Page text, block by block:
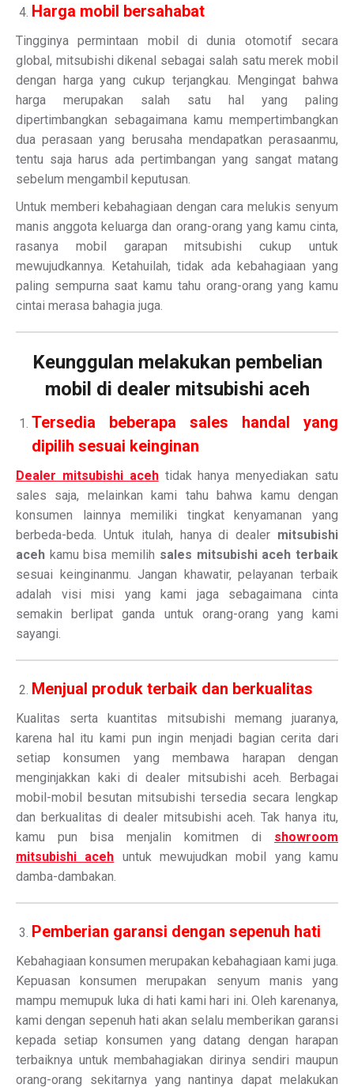
Harga mobil bersahabat
Tingginya permintaan mobil di dunia otomotif secara
global, mitsubishi dikenal sebagai salah satu merek mobil
dengan harga yang cukup terjangkau. Mengingat bahwa
harga merupakan salah satu hal yang paling
dipertimbangkan sebagaimana kamu mempertimbangkan
dua perasaan yang berusaha mendapatkan perasaanmu,
tentu saja harus ada pertimbangan yang sangat matang
sebelum mengambil keputusan.
Untuk memberi kebahagiaan dengan cara melukis senyum
manis anggota keluarga dan orang-orang yang kamu cinta,
rasanya mobil garapan mitsubishi cukup untuk
mewujudkannya. Ketahuilah, tidak ada kebahagiaan yang
paling sempurna saat kamu tahu orang-orang yang kamu
cintai merasa bahagia juga.
Keunggulan melakukan pembelian
mobil di dealer mitsubishi aceh
Tersedia beberapa sales handal yang
dipilih sesuai keinginan
Dealer mitsubishi acehtidak hanya menyediakan satu
sales saja, melainkan kami tahu bahwa kamu dengan
konsumen lainnya memiliki tingkat kenyamanan yang
berbeda-beda. Untuk itulah, hanya di dealer mitsubishi
aceh kamu bisa memilih sales mitsubishi aceh terbaik
sesuai keinginanmu. Jangan khawatir, pelayanan terbaik
adalah visi misi yang kami jaga sebagaimana cinta
semakin berlipat ganda untuk orang-orang yang kami
sayangi.
Menjual produk terbaik dan berkualitas
Kualitas serta kuantitas mitsubishi memang juaranya,
karena hal itu kami pun ingin menjadi bagian cerita dari
setiap konsumen yang membawa harapan dengan
menginjakkan kaki di dealer mitsubishi aceh. Berbagai
mobil-mobil besutan mitsubishi tersedia secara lengkap
dan berkualitas di dealer mitsubishi aceh. Tak hanya itu,
kamu pun bisa menjalin komitmen di showroom
mitsubishi aceh untuk mewujudkan mobil yang kamu
damba-dambakan.
Pemberian garansi dengan sepenuh hati
Kebahagiaan konsumen merupakan kebahagiaan kami juga.
Kepuasan konsumen merupakan senyum manis yang
mampu memupuk luka di hati kami hari ini. Oleh karenanya,
kami dengan sepenuh hati akan selalu memberikan garansi
kepada setiap konsumen yang datang dengan harapan
terbaiknya untuk membahagiakan dirinya sendiri maupun
orang-orang sekitarnya yang nantinya dapat melakukan